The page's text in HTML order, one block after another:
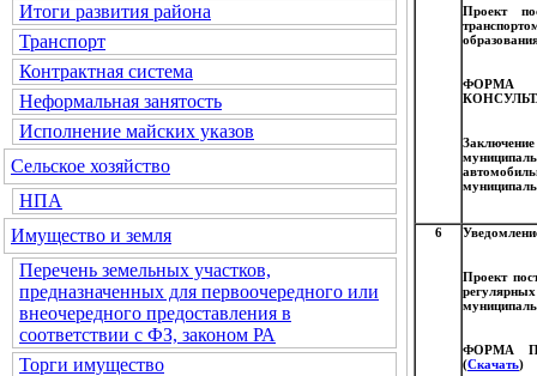
Итоги развития района
Транспорт
Контрактная система
Неформальная занятость
Исполнение майских указов
Сельское хозяйство
НПА
Имущество и земля
Перечень земельных участков,
предназначенных для первоочередного или
внеочередного предоставления в
соответствии с ФЗ, законом РА
Торги имущество
Проект
ФОРМА
6
Проект
ФОРМА
(Скачать)